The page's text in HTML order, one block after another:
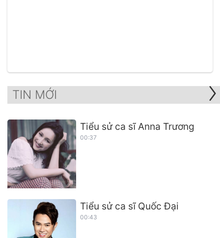
TIN MỚI
Tiểu sử ca sĩ Anna Trương
00:37
Tiểu sử ca sĩ Quốc Đại
00:43